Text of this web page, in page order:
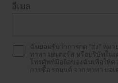
อีเมล
ฉันยอมรับว่าการกด "ส่ง" หม
ทาทา มอเตอร์ส หรือบริษัทใน
โทรศัพท์มือถือของฉันเพื่อให้
การซื้อ รถยนต์ จาก ทาทา มอเ